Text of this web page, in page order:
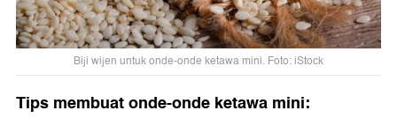
Biji wijen untuk onde-onde ketawa mini. Foto: iStock
Tips membuat onde-onde ketawa mini: